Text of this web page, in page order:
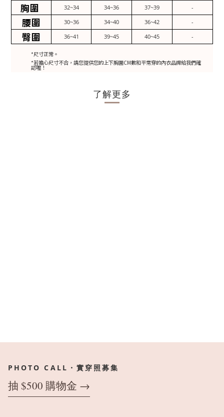
胸圍 32~34 34~36 37~39 -
腰圍 30~36 34~40 36~42 -
臀圍 36~41 39~45 40~45 -
*尺寸正常。
*若擔心尺寸不合，請您提供您的上下胸圍CM數和平常穿的內衣品牌給我們確
認喔！
了解更多
PHOTO CALL・實穿照募集
抽 $500 購物金 →